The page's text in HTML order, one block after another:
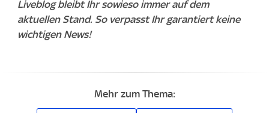
Liveblog bleibt Ihr sowieso immer auf dem
aktuellen Stand. So verpasst Ihr garantiert keine
wichtigen News!
Mehr zum Thema: